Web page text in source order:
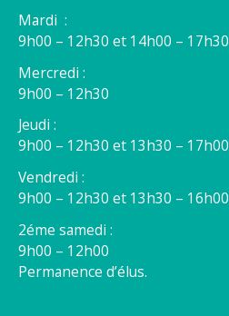
Mardi :
9h00 – 12h30 et 14h00 – 17h30
Mercredi :
9h00 – 12h30
Jeudi :
9h00 – 12h30 et 13h30 – 17h00
Vendredi :
9h00 – 12h30 et 13h30 – 16h00
2éme samedi :
9h00 – 12h00
Permanence d’élus.